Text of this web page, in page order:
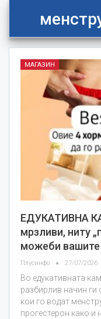
МАГАЗИН
ЕДУКАТИВНА
мрзливи, ниту
можеби
Плусинфо 27/07/2026
Во едукативната
разбирлив начин ги
кои го водат
прогестерон како и